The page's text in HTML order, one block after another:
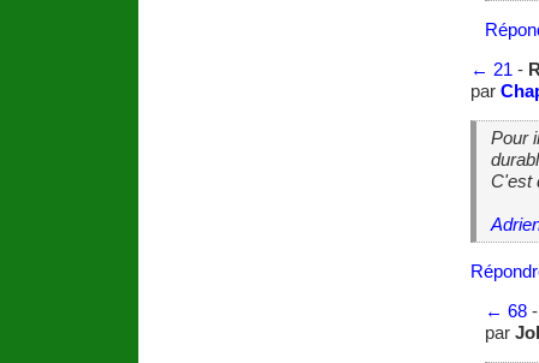
← 21-
par
Pour
C'est
← 68
par